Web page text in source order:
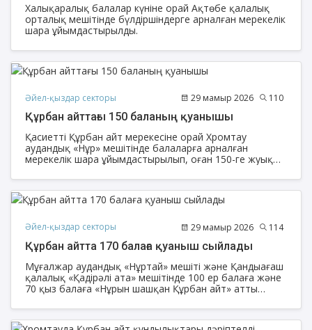
Халықаралық балалар күніне орай Ақтөбе қалалық
орталық мешітінде бүлдіршіндерге арналған мерекелік
шара ұйымдастырылды.
Әйел-қыздар секторы 29 мамыр 2026 110
Құрбан айттағы 150 баланың қуанышы
Қасиетті Құрбан айт мерекесіне орай Хромтау
аудандық «Нұр» мешітінде балаларға арналған
мерекелік шара ұйымдастырылып, оған 150-ге жуық
Әйел-қыздар секторы 29 мамыр 2026 114
Құрбан айтта 170 балаға қуаныш сыйлады
Мұғалжар аудандық «Нұртай» мешіті және Қандыағаш
қалалық «Қадірәлі ата» мешітінде 100 ер балаға және
70 қыз балаға «Нұрын шашқан Құрбан айт» атты